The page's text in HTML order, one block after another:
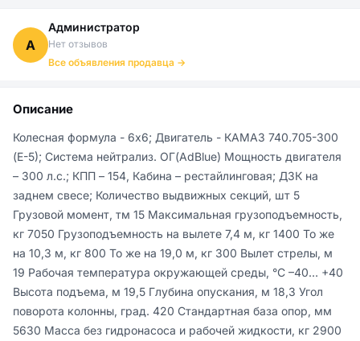
А
Администратор
Нет отзывов
Все объявления продавца →
Описание
Колесная формула - 6х6; Двигатель - КАМАЗ 740.705-300
(Е-5); Система нейтрализ. ОГ(АdВluе) Мощность двигателя
– 300 л.с.; КПП – 154, Кабина – рестайлинговая; ДЗК на
заднем свесе; Количество выдвижных секций, шт 5
Грузовой момент, тм 15 Максимальная грузоподъемность,
кг 7050 Грузоподъемность на вылете 7,4 м, кг 1400 То же
на 10,3 м, кг 800 То же на 19,0 м, кг 300 Вылет стрелы, м
19 Рабочая температура окружающей среды, °С –40… +40
Высота подъема, м 19,5 Глубина опускания, м 18,3 Угол
поворота колонны, град. 420 Стандартная база опор, мм
5630 Масса без гидронасоса и рабочей жидкости, кг 2900